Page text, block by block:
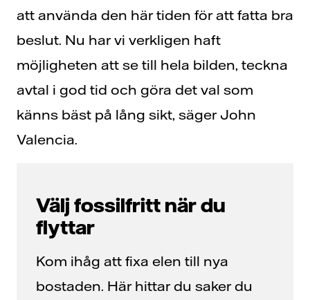
att använda den här tiden för att fatta bra
beslut. Nu har vi verkligen haft
möjligheten att se till hela bilden, teckna
avtal i god tid och göra det val som
känns bäst på lång sikt, säger John
Valencia.
Välj fossilfritt när du
flyttar
Kom ihåg att fixa elen till nya
bostaden. Här hittar du saker du